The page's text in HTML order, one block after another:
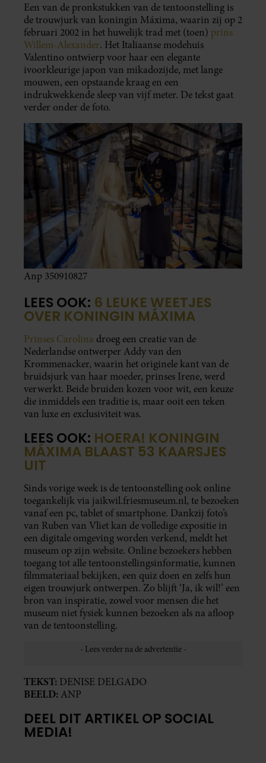
Een van de pronkstukken van de tentoonstelling is
de trouwjurk van koningin Máxima, waarin zij op 2
februari 2002 in het huwelijk trad met (toen) prins
Willem-Alexander. Het Italiaanse modehuis
Valentino ontwierp voor haar een elegante
ivoorkleurige japon van mikadozijde, met lange
mouwen, een opstaande kraag en een
indrukwekkende sleep van vijf meter. De tekst gaat
verder onder de foto.
Anp 350910827
LEES OOK: 6 LEUKE WEETJES
OVER KONINGIN MÁXIMA
Prinses Carolina droeg een creatie van de
Nederlandse ontwerper Addy van den
Krommenacker, waarin het originele kant van de
bruidsjurk van haar moeder, prinses Irene, werd
verwerkt. Beide bruiden kozen voor wit, een keuze
die inmiddels een traditie is, maar ooit een teken
van luxe en exclusiviteit was.
LEES OOK: HOERA! KONINGIN
MÁXIMA BLAAST 53 KAARSJES
UIT
Sinds vorige week is de tentoonstelling ook online
toegankelijk via jaikwil.friesmuseum.nl, te bezoeken
vanaf een pc, tablet of smartphone. Dankzij foto’s
van Ruben van Vliet kan de volledige expositie in
een digitale omgeving worden verkend, meldt het
museum op zijn website. Online bezoekers hebben
toegang tot alle tentoonstellingsinformatie, kunnen
filmmateriaal bekijken, een quiz doen en zelfs hun
eigen trouwjurk ontwerpen. Zo blijft ‘Ja, ik wil!’ een
bron van inspiratie, zowel voor mensen die het
museum niet fysiek kunnen bezoeken als na afloop
van de tentoonstelling.
TEKST: DENISE DELGADO
BEELD:ANP
DEEL DIT ARTIKEL OP SOCIAL
MEDIA!